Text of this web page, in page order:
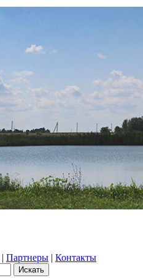
| Партнеры | Контакты